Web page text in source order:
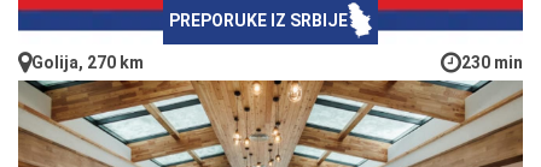
PREPORUKE IZ SRBIJE
Golija, 270 km 230 min